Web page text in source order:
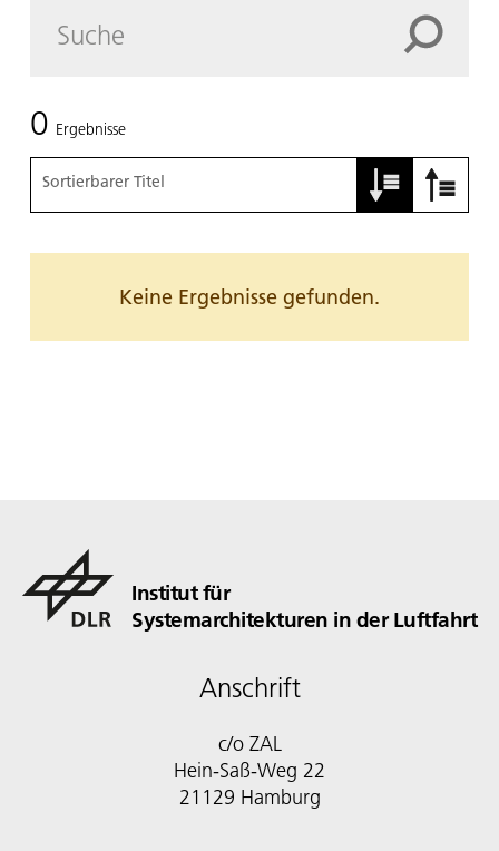
0 Ergebnisse
Sortierbarer Titel
Keine Ergebnisse gefunden.
Institut für
Systemarchitekturen in der Luftfahrt
Anschrift
c/o ZAL
Hein-Saß-Weg 22
21129 Hamburg